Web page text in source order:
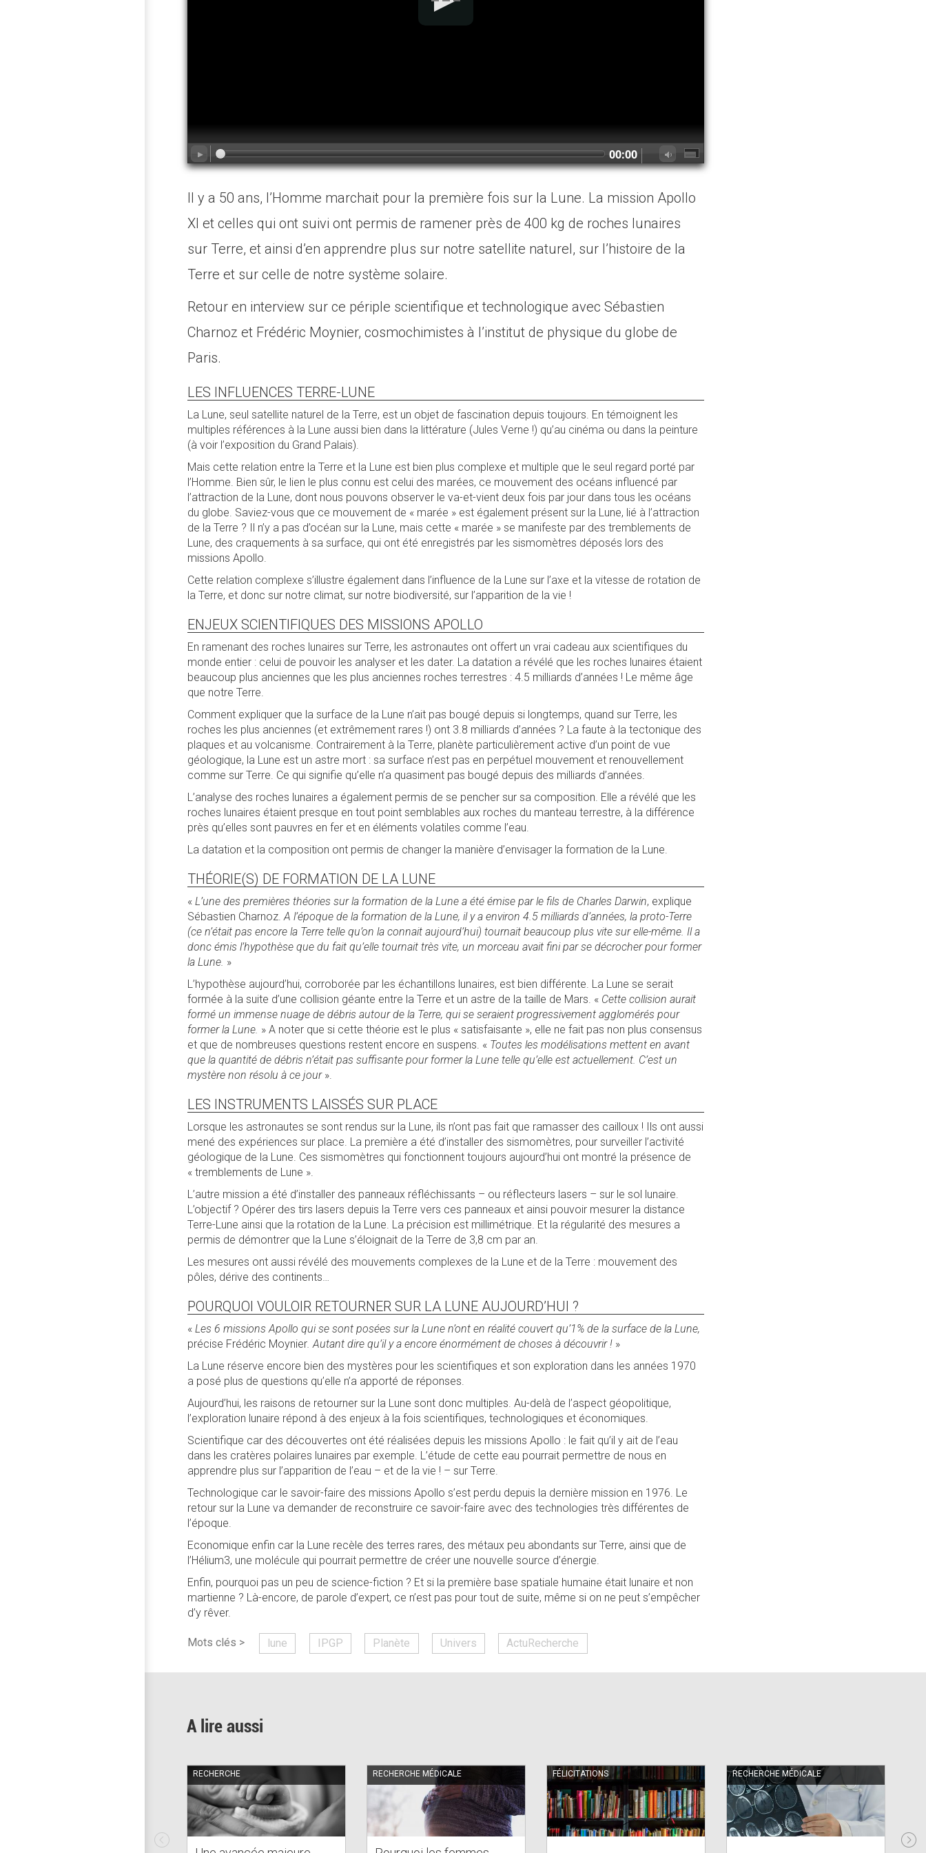
00:00
Il y a 50 ans, l’Homme marchait pour la première fois sur la Lune. La mission Apollo
XI et celles qui ont suivi ont permis de ramener près de 400 kg de roches lunaires
sur Terre, et ainsi d’en apprendre plus sur notre satellite naturel, sur l’histoire de la
Terre et sur celle de notre système solaire.
Retour en interview sur ce périple scientifique et technologique avec Sébastien
Charnoz et Frédéric Moynier, cosmochimistes à l’institut de physique du globe de
Paris.
LES INFLUENCES TERRE-LUNE
La Lune, seul satellite naturel de la Terre, est un objet de fascination depuis toujours. En témoignent les
multiples références à la Lune aussi bien dans la littérature (Jules Verne !) qu’au cinéma ou dans la peinture
(à voir l’exposition du Grand Palais).
Mais cette relation entre la Terre et la Lune est bien plus complexe et multiple que le seul regard porté par
l’Homme. Bien sûr, le lien le plus connu est celui des marées, ce mouvement des océans influencé par
l’attraction de la Lune, dont nous pouvons observer le va-et-vient deux fois par jour dans tous les océans
du globe. Saviez-vous que ce mouvement de « marée » est également présent sur la Lune, lié à l’attraction
de la Terre ? Il n’y a pas d’océan sur la Lune, mais cette « marée » se manifeste par des tremblements de
Lune, des craquements à sa surface, qui ont été enregistrés par les sismomètres déposés lors des
missions Apollo.
Cette relation complexe s’illustre également dans l’influence de la Lune sur l’axe et la vitesse de rotation de
la Terre, et donc sur notre climat, sur notre biodiversité, sur l’apparition de la vie !
ENJEUX SCIENTIFIQUES DES MISSIONS APOLLO
En ramenant des roches lunaires sur Terre, les astronautes ont offert un vrai cadeau aux scientifiques du
monde entier : celui de pouvoir les analyser et les dater. La datation a révélé que les roches lunaires étaient
beaucoup plus anciennes que les plus anciennes roches terrestres : 4.5 milliards d’années ! Le même âge
que notre Terre.
Comment expliquer que la surface de la Lune n’ait pas bougé depuis si longtemps, quand sur Terre, les
roches les plus anciennes (et extrêmement rares !) ont 3.8 milliards d’années ? La faute à la tectonique des
plaques et au volcanisme. Contrairement à la Terre, planète particulièrement active d’un point de vue
géologique, la Lune est un astre mort : sa surface n’est pas en perpétuel mouvement et renouvellement
comme sur Terre. Ce qui signifie qu’elle n’a quasiment pas bougé depuis des milliards d’années.
L’analyse des roches lunaires a également permis de se pencher sur sa composition. Elle a révélé que les
roches lunaires étaient presque en tout point semblables aux roches du manteau terrestre, à la différence
près qu’elles sont pauvres en fer et en éléments volatiles comme l’eau.
La datation et la composition ont permis de changer la manière d’envisager la formation de la Lune.
THÉORIE(S) DE FORMATION DE LA LUNE
« L’une des premières théories sur la formation de la Lune a été émise par le fils de Charles Darwin, explique
Sébastien Charnoz.A l’époque de la formation de la Lune, il y a environ 4.5 milliards d’années, la proto-Terre
(ce n’était pas encore la Terre telle qu’on la connait aujourd’hui) tournait beaucoup plus vite sur elle-même. Il a
donc émis l’hypothèse que du fait qu’elle tournait très vite, un morceau avait fini par se décrocher pour former
la Lune. »
L’hypothèse aujourd’hui, corroborée par les échantillons lunaires, est bien différente. La Lune se serait
formée à la suite d’une collision géante entre la Terre et un astre de la taille de Mars. « Cette collision aurait
formé un immense nuage de débris autour de la Terre, qui se seraient progressivement agglomérés pour
former la Lune. » A noter que si cette théorie est le plus « satisfaisante », elle ne fait pas non plus consensus
et que de nombreuses questions restent encore en suspens. « Toutes les modélisations mettent en avant
que la quantité de débris n’était pas suffisante pour former la Lune telle qu’elle est actuellement. C’est un
mystère non résolu à ce jour».
LES INSTRUMENTS LAISSÉS SUR PLACE
Lorsque les astronautes se sont rendus sur la Lune, ils n’ont pas fait que ramasser des cailloux ! Ils ont aussi
mené des expériences sur place. La première a été d’installer des sismomètres, pour surveiller l’activité
géologique de la Lune. Ces sismomètres qui fonctionnent toujours aujourd’hui ont montré la présence de
« tremblements de Lune ».
L’autre mission a été d’installer des panneaux réfléchissants – ou réflecteurs lasers – sur le sol lunaire.
L’objectif ? Opérer des tirs lasers depuis la Terre vers ces panneaux et ainsi pouvoir mesurer la distance
Terre-Lune ainsi que la rotation de la Lune. La précision est millimétrique. Et la régularité des mesures a
permis de démontrer que la Lune s’éloignait de la Terre de 3,8 cm par an.
Les mesures ont aussi révélé des mouvements complexes de la Lune et de la Terre : mouvement des
pôles, dérive des continents…
POURQUOI VOULOIR RETOURNER SUR LA LUNE AUJOURD’HUI ?
«Les 6 missions Apollo qui se sont posées sur la Lune n’ont en réalité couvert qu’1% de la surface de la Lune,
précise Frédéric Moynier. Autant dire qu’il y a encore énormément de choses à découvrir ! »
La Lune réserve encore bien des mystères pour les scientifiques et son exploration dans les années 1970
a posé plus de questions qu’elle n’a apporté de réponses.
Aujourd’hui, les raisons de retourner sur la Lune sont donc multiples. Au-delà de l’aspect géopolitique,
l’exploration lunaire répond à des enjeux à la fois scientifiques, technologiques et économiques.
Scientifique car des découvertes ont été réalisées depuis les missions Apollo : le fait qu’il y ait de l’eau
dans les cratères polaires lunaires par exemple. L’étude de cette eau pourrait permettre de nous en
apprendre plus sur l’apparition de l’eau – et de la vie ! – sur Terre.
Technologique car le savoir-faire des missions Apollo s’est perdu depuis la dernière mission en 1976. Le
retour sur la Lune va demander de reconstruire ce savoir-faire avec des technologies très différentes de
l’époque.
Economique enfin car la Lune recèle des terres rares, des métaux peu abondants sur Terre, ainsi que de
l’Hélium3, une molécule qui pourrait permettre de créer une nouvelle source d’énergie.
Enfin, pourquoi pas un peu de science-fiction ? Et si la première base spatiale humaine était lunaire et non
martienne ? Là-encore, de parole d’expert, ce n’est pas pour tout de suite, même si on ne peut s’empêcher
d’y rêver.
Mots clés > lune IPGP Planète Univers ActuRecherche
A lire aussi
RECHERCHE RECHERCHE MÉDICALE FÉLICITATIONS RECHERCHE MÉDICALE